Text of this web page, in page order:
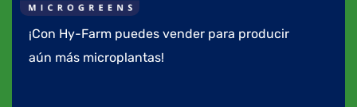
¡Con Hy-Farm puedes vender para producir
aún más microplantas!